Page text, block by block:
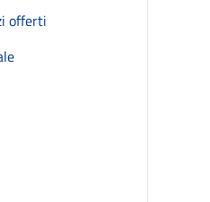
offerti